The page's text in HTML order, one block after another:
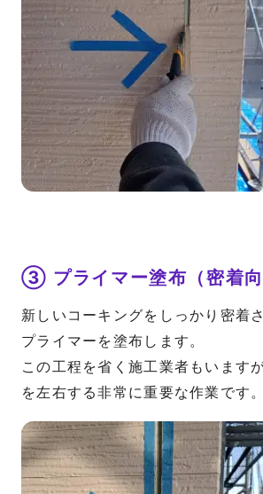
③ プライマー塗布（密着向
新しいコーキングをしっかり密着
プライマーを塗布します。
この工程を省く施工業者もいます
を左右する非常に重要な作業です。